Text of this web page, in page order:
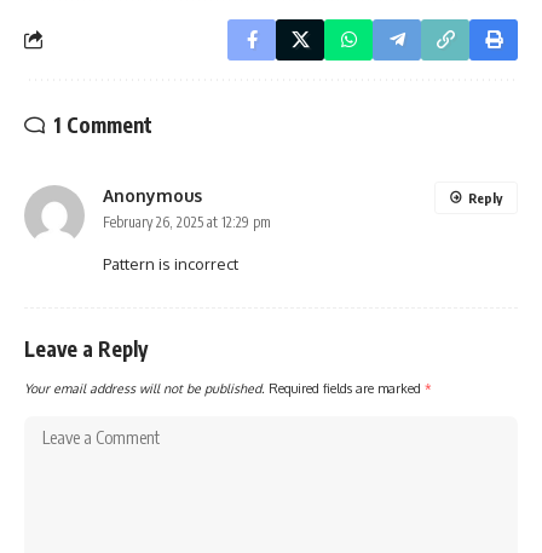
1 Comment
Anonymous
February 26, 2025 at 12:29 pm
Pattern is incorrect
Reply
Leave a Reply
Your email address will not be published. Required fields are marked *